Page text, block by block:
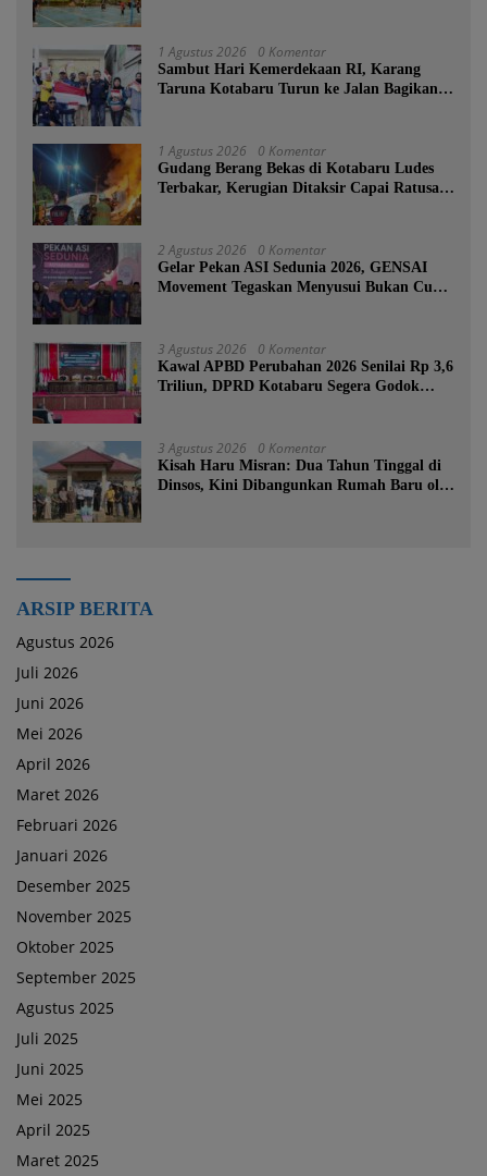
1 Agustus 2026 0 Komentar
Sambut Hari Kemerdekaan RI, Karang
Taruna Kotabaru Turun ke Jalan Bagikan
1 Agustus 2026 0 Komentar
Gudang Berang Bekas di Kotabaru Ludes
Terbakar, Kerugian Ditaksir Capai Ratusan
2 Agustus 2026 0 Komentar
Gelar Pekan ASI Sedunia 2026, GENSAI
Movement Tegaskan Menyusui Bukan Cuma
3 Agustus 2026 0 Komentar
Kawal APBD Perubahan 2026 Senilai Rp 3,6
Triliun, DPRD Kotabaru Segera Godok
3 Agustus 2026 0 Komentar
Kisah Haru Misran: Dua Tahun Tinggal di
Dinsos, Kini Dibangunkan Rumah Baru oleh
ARSIP BERITA
Agustus 2026
Juli 2026
Juni 2026
Mei 2026
April 2026
Maret 2026
Februari 2026
Januari 2026
Desember 2025
November 2025
Oktober 2025
September 2025
Agustus 2025
Juli 2025
Juni 2025
Mei 2025
April 2025
Maret 2025